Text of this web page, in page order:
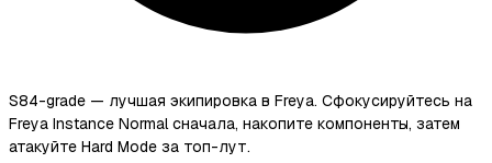
S84-grade — лучшая экипировка в Freya. Сфокусируйтесь на
Freya Instance Normal сначала, накопите компоненты, затем
атакуйте Hard Mode за топ-лут.